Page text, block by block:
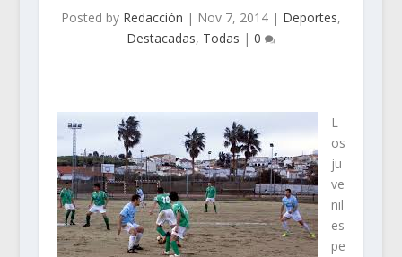
Posted by Redacción | Nov 7, 2014| Deportes,
Destacadas, Todas | 0
L
os
ju
ve
nil
es
pe